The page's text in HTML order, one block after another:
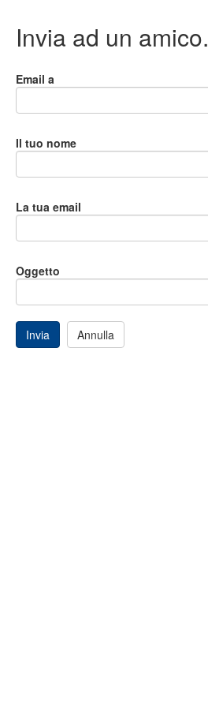
Invia ad un amico.
Email a
Il tuo nome
La tua email
Oggetto
Invia Annulla